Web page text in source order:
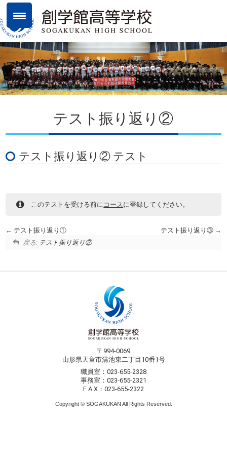
テスト振り返り②
テスト振り返り② テスト
このテストを受ける前に コースに登録してください。
テスト振り返り①
テスト振り返り③
戻る: テスト振り返り②
〒994-0069
山形県天童市清池東二丁目10番1号
職員室：023-655-2328
事務室：023-655-2321
F A X：023-655-2322
Copyright © SOGAKUKAN All Rights Reserved.